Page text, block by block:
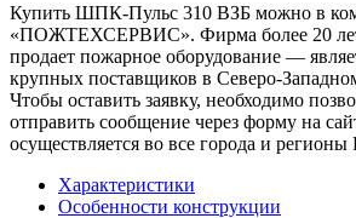
Купить ШПК-Пульс 310 ВЗБ можно в
«ПОЖТЕХСЕРВИС». Фирма более 20
продает пожарное оборудование —
крупных поставщиков в Северо-
Чтобы оставить заявку, необходимо
отправить сообщение через форму на
осуществляется во все города и регионы
Характеристики
Особенности конструкции